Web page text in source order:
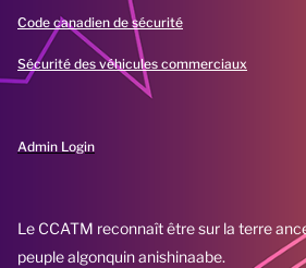
Code canadien de sécurité
Sécurité des véhicules commerciaux
Admin Login
Le CCATM reconnaît être sur la terre
peuple algonquin anishinaabe.